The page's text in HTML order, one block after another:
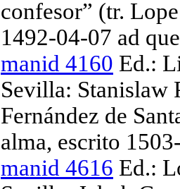
confesor” (tr.
1492-04-07 ad
manid 4160 Ed.:
Sevilla: Stanislaw
Fernández de
alma, escrito
manid 4616 Ed.: